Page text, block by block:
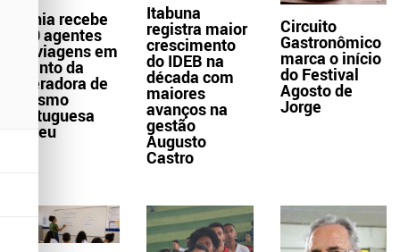
Bahia recebe
300 agentes
de viagens em
evento da
operadora de
turismo
portuguesa
Abreu
Itabuna
registra maior
crescimento
do IDEB na
década com
maiores
avanços na
gestão
Augusto
Castro
Circuito
Gastronômico
marca o início
do Festival
Agosto de
Jorge